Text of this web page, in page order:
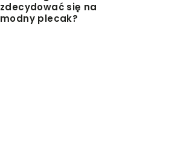
zdecydować się na
modny plecak?